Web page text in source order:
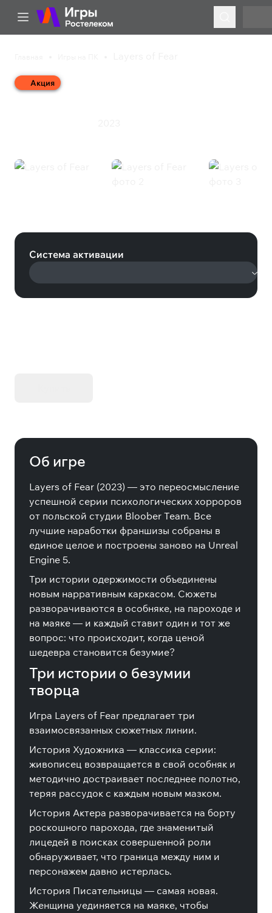
Акция
Layers of Fear
Система активации
Об игре
Layers of Fear (2023) — это переосмысление
успешной серии психологических хорроров
от польской студии Bloober Team. Все
лучшие наработки франшизы собраны в
единое целое и построены заново на Unreal
Engine 5.
Три истории одержимости объединены
новым нарративным каркасом. Сюжеты
разворачиваются в особняке, на пароходе и
на маяке — и каждый ставит один и тот же
вопрос: что происходит, когда ценой
шедевра становится безумие?
Три истории о безумии
творца
Игра Layers of Fear предлагает три
взаимосвязанных сюжетных линии.
История Художника — классика серии:
живописец возвращается в свой особняк и
методично достраивает последнее полотно,
теряя рассудок с каждым новым мазком.
История Актера разворачивается на борту
роскошного парохода, где знаменитый
лицедей в поисках совершенной роли
обнаруживает, что граница между ним и
персонажем давно истерлась.
История Писательницы — самая новая.
Женщина уединяется на маяке, чтобы